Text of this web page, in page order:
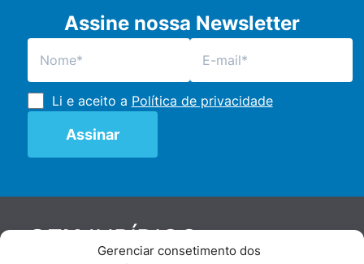
Gerenciar consetimento dos
Assine nossa Newsletter
Li e aceito a Política de privacidade
GENJURÍDICO